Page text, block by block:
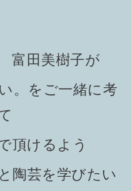
田美樹子が
。をご一緒に考
頂けるよう
陶芸を学びたい